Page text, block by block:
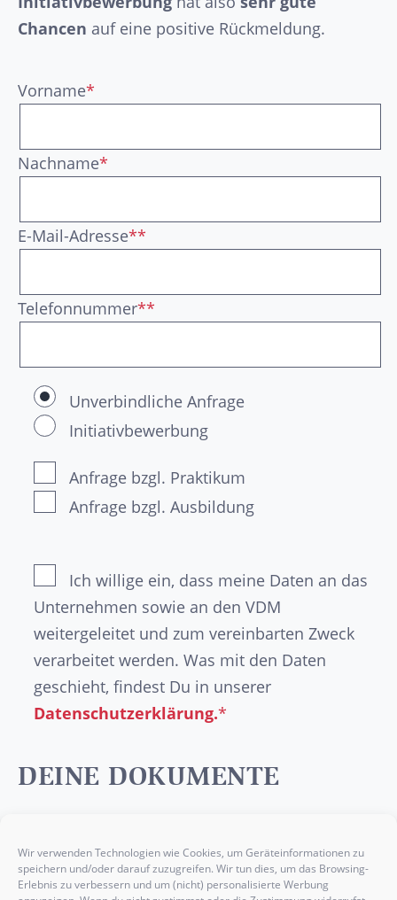
Wir verwenden Technologien wie Cookies, um Geräteinformationen zu
speichern und/oder darauf zuzugreifen. Wir tun dies, um das Browsing-
Erlebnis zu verbessern und um (nicht) personalisierte Werbung
Chancen auf eine positive Rückmeldung.
Vorname*
Nachname*
E-Mail-Adresse**
Telefonnummer**
Unverbindliche Anfrage
Initiativbewerbung
Anfrage bzgl. Praktikum
Anfrage bzgl. Ausbildung
Ich willige ein, dass meine Daten an das
Unternehmen sowie an den VDM
weitergeleitet und zum vereinbarten Zweck
verarbeitet werden. Was mit den Daten
geschieht, findest Du in unserer
Datenschutzerklärung.*
DEINE DOKUMENTE
wie deinAbschlusszeugnis , deinen
Lebenslauf, einAnschreibenoder etwaige